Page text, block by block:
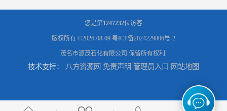
您是第1247232位访客
版权所有 ©2026-08-09 粤ICP备2024229806号-2
茂名市源茂石化有限公司 保留所有权利.
技术支持： 八方资源网 免责声明 管理员入口 网站地图